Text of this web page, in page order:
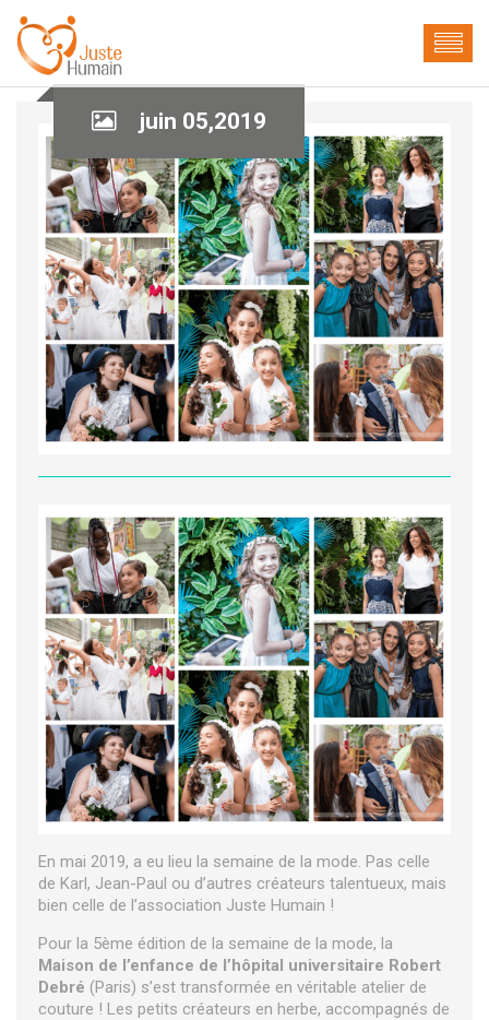
juin 05,2019
En mai 2019, a eu lieu la semaine de la mode. Pas celle
de Karl, Jean-Paul ou d’autres créateurs talentueux, mais
bien celle de l’association Juste Humain !
Pour la 5ème édition de la semaine de la mode, la
Maison de l’enfance de l’hôpital universitaire Robert
Debré (Paris) s’est transformée en véritable atelier de
couture ! Les petits créateurs en herbe, accompagnés de